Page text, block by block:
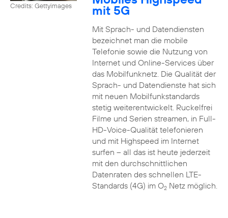
Credits: Gettyimages mit 5G
Mit Sprach- und Datendiensten
bezeichnet man die mobile
Telefonie sowie die Nutzung von
Internet und Online-Services über
das Mobilfunknetz. Die Qualität der
Sprach- und Datendienste hat sich
mit neuen Mobilfunkstandards
stetig weiterentwickelt. Ruckelfrei
Filme und Serien streamen, in Full-
HD-Voice-Qualität telefonieren
und mit Highspeed im Internet
surfen – all das ist heute jederzeit
mit den durchschnittlichen
Datenraten des schnellen LTE-
Standards (4G) im O2Netz möglich.